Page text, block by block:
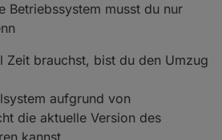
Betriebssystem musst du nur
Zeit brauchst, bist du den Umzug
aufgrund von
die aktuelle Version des
kannst.